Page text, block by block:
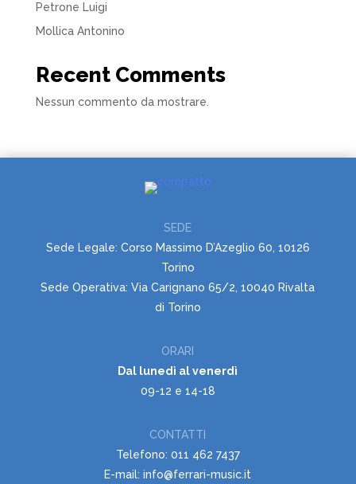
Petrone Luigi
Mollica Antonino
Recent Comments
Nessun commento da mostrare.
SEDE
Sede Legale: Corso Massimo D’Azeglio 60, 10126
Torino
Sede Operativa: Via Carignano 65/2, 10040 Rivalta
di Torino
ORARI
Dal lunedì al venerdì
09-12 e 14-18
CONTATTI
Telefono: 011 462 7437
E-mail: info@ferrari-music.it